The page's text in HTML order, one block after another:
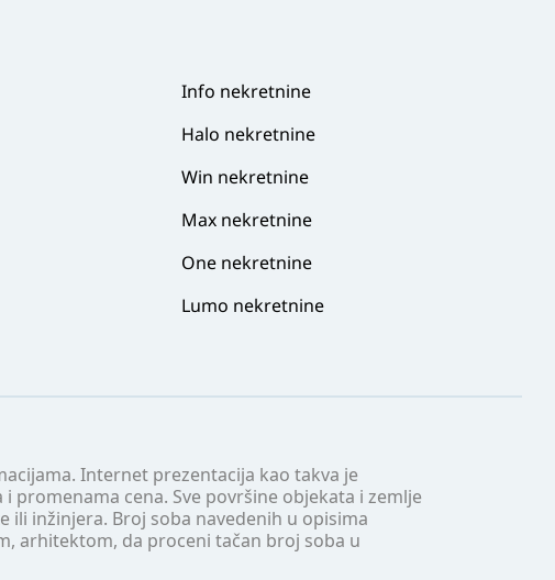
Internet prezentacija kao takva je
cena. Sve površine objekata i zemlje
inžinjera. Broj soba navedenih u opisima
arhitektom, da proceni tačan broj soba u
Info nekretnine
Halo nekretnine
Win nekretnine
Max nekretnine
One nekretnine
Lumo nekretnine